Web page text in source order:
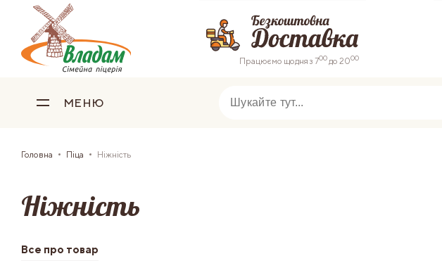
Працюємо щодня з 700до 2000
МЕНЮ
Головна Піца Ніжність
Ніжність
Все про товар